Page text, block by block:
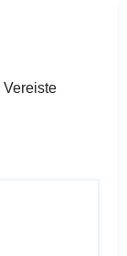
Vereiste